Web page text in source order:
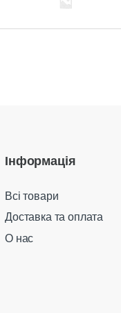
Інформація
Всі товари
Доставка та оплата
О нас